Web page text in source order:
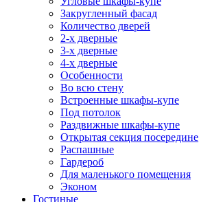
Закругленный фасад
Количество дверей
2-х дверные
3-х дверные
4-х дверные
Особенности
Во всю стену
Встроенные шкафы-купе
Под потолок
Раздвижные шкафы-купе
Открытая секция посередине
Распашные
Гардероб
Для маленького помещения
Эконом
Гостиные